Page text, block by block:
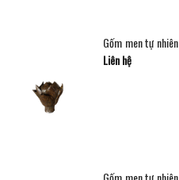
Gốm men tự nhiên
Liên hệ